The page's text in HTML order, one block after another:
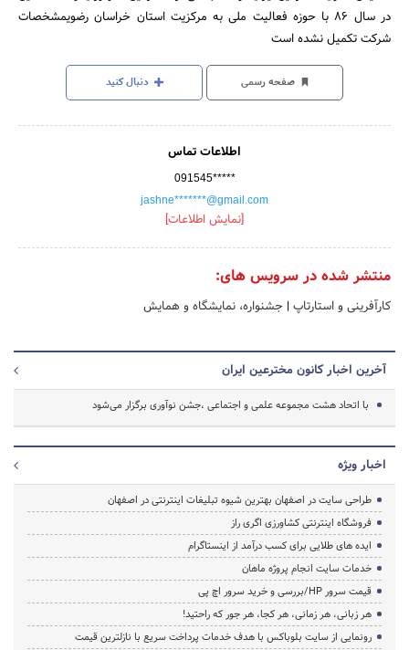
در سال ۸۶ با حوزه فعالیت ملی به مرکزیت استان خراسان رضویمشخصات
شرکت تکمیل نشده است
صفحه رسمی دنبال کنید
اطلاعات تماس
091545*****
jashne*******@gmail.com
[نمایش اطلاعات]
منتشر شده در سرویس های:
کارآفرینی و استارتاپ | جشنواره، نمایشگاه و همایش
آخرین اخبار کانون مخترعین ایران
با اتحاد هشت مجموعه علمی و اجتماعی ،جشن نوآوری برگزار می‌شود
اخبار ویژه
طراحی سایت در اصفهان بهترین شیوه تبلیغات اینترنتی در اصفهان
فروشگاه اینترنتی کشاورزی اگری راز
ایده های طلایی برای کسب درآمد از اینستاگرام
خدمات سایت انجام پروژه ماهان
قیمت سرور HP/بررسی و خرید سرور اچ پی
هر زبانی، هر زمانی، هر کجا، هر جور که راحتید!
رونمایی از سایت بلوباکس با هدف خدمات پرداخت سریع با نازلترین قیمت